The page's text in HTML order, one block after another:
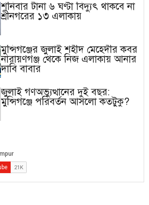
শনিবার টানা ৬ ঘণ্টা বিদ্যুৎ থাকবে না
শ্রীনগরের ১৩ এলাকায়
মুন্সিগঞ্জের জুলাই শহীদ মেহেদীর কবর
নারায়ণগঞ্জ থেকে নিজ এলাকায় আনার
দাবি বাবার
জুলাই গণঅভ্যুত্থানের দুই বছর:
মুন্সিগঞ্জে পরিবর্তন আসলো কতটুকু?